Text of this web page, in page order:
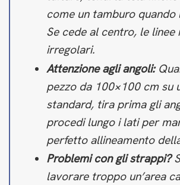
come un tamburo quando
Se cede al centro, le
irregolari.
Attenzione agli angoli:
pezzo da 100×100 cm su
standard, tira prima gli
procedi lungo i lati per
perfetto allineamento
Problemi con gli strappi?
lavorare troppo un’area